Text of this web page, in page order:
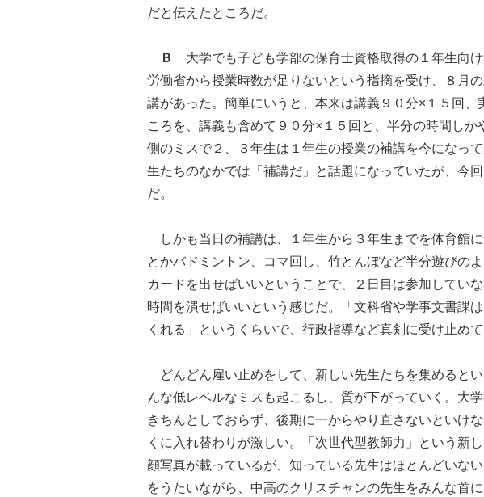
だと伝えたところだ。
Ｂ
大学でも子ども学部の保育士資格取得の１年生向
労働省から授業時数が足りないという指摘を受け、８月
講があった。簡単にいうと、本来は講義９０分×１５回、
ころを、講義も含めて９０分×１５回と、半分の時間し
側のミスで２、３年生は１年生の授業の補講を今になっ
生たちのなかでは「補講だ」と話題になっていたが、今
だ。
しかも当日の補講は、１年生から３年生までを体育館に
とかバドミントン、コマ回し、竹とんぼなど半分遊びの
カードを出せばいいということで、２日目は参加してい
時間を潰せばいいという感じだ。「文科省や学事文書課
くれる」というくらいで、行政指導など真剣に受け止めて
どんどん雇い止めをして、新しい先生たちを集めると
んな低レベルなミスも起こるし、質が下がっていく。大
きちんとしておらず、後期に一からやり直さないといけ
くに入れ替わりが激しい。「次世代型教師力」という新
顔写真が載っているが、知っている先生はほとんどいな
をうたいながら、中高のクリスチャンの先生をみんな首